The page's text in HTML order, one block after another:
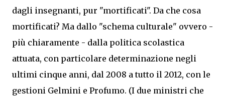
dagli insegnanti, pur "mortificati". Da che cosa
mortificati? Ma dallo "schema culturale" ovvero -
più chiaramente - dalla politica scolastica
attuata, con particolare determinazione negli
ultimi cinque anni, dal 2008 a tutto il 2012, con le
gestioni Gelmini e Profumo. (I due ministri che